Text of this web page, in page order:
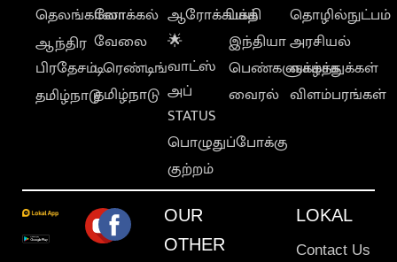
தெலங்கானா
ஆந்திர
பிரதேசம்
தமிழ்நாடு
லோக்கல்
வேலை
டிரெண்டிங்
தமிழ்நாடு
ஆரோக்கியம்
🌟
வாட்ஸ்
அப்
STATUS
பொழுதுப்போக்கு
குற்றம்
பக்தி
இந்தியா
பெண்களுக்காக
வைரல்
தொழில்நுட்பம்
அரசியல்
வாழ்த்துக்கள்
விளம்பரங்கள்
OUR
OTHER
LOKAL
Contact Us